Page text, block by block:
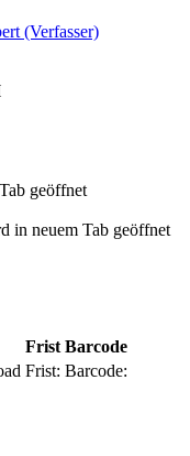
(Verfasser)
geöffnet
in neuem Tab geöffnet
Frist Barcode
Frist: Barcode: